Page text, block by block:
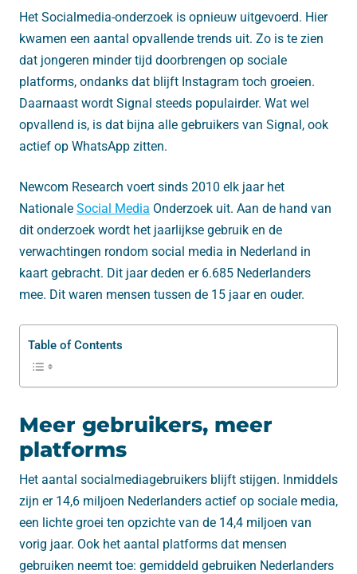
Het Socialmedia-onderzoek is opnieuw uitgevoerd. Hier
kwamen een aantal opvallende trends uit. Zo is te zien
dat jongeren minder tijd doorbrengen op sociale
platforms, ondanks dat blijft Instagram toch groeien.
Daarnaast wordt Signal steeds populairder. Wat wel
opvallend is, is dat bijna alle gebruikers van Signal, ook
actief op WhatsApp zitten.
Newcom Research voert sinds 2010 elk jaar het
Nationale Social Media Onderzoek uit. Aan de hand van
dit onderzoek wordt het jaarlijkse gebruik en de
verwachtingen rondom social media in Nederland in
kaart gebracht. Dit jaar deden er 6.685 Nederlanders
mee. Dit waren mensen tussen de 15 jaar en ouder.
Table of Contents
Meer gebruikers, meer
platforms
Het aantal socialmediagebruikers blijft stijgen. Inmiddels
zijn er 14,6 miljoen Nederlanders actief op sociale media,
een lichte groei ten opzichte van de 14,4 miljoen van
vorig jaar. Ook het aantal platforms dat mensen
gebruiken neemt toe: gemiddeld gebruiken Nederlanders